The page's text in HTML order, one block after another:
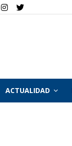
ACTUALIDAD